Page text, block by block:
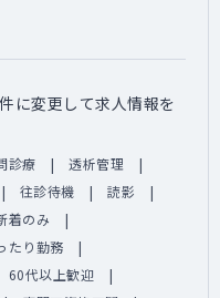
に変更して求人情報を
診療
透析管理
往診待機
読影
着のみ
たり勤務
60代以上歓迎